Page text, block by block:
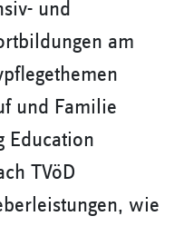
und
am
und Familie
Education
TVöD
wie